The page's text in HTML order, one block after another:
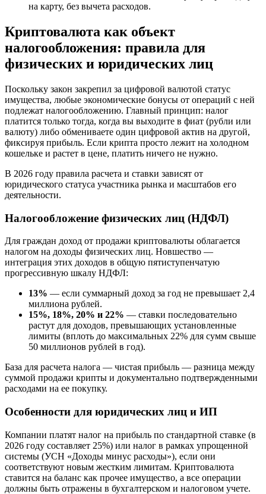
на карту, без вычета расходов.
Криптовалюта как объект
налогообложения: правила для
физических и юридических лиц
Поскольку закон закрепил за цифровой валютой статус
имущества, любые экономические бонусы от операций с ней
подлежат налогообложению. Главный принцип: налог
платится только тогда, когда вы выходите в фиат (рубли или
валюту) либо обмениваете один цифровой актив на другой,
фиксируя прибыль. Если крипта просто лежит на холодном
кошельке и растет в цене, платить ничего не нужно.
В 2026 году правила расчета и ставки зависят от
юридического статуса участника рынка и масштабов его
деятельности.
Налогообложение физических лиц (НДФЛ)
Для граждан доход от продажи криптовалюты облагается
налогом на доходы физических лиц. Новшество —
интеграция этих доходов в общую пятиступенчатую
прогрессивную шкалу НДФЛ:
13% — если суммарный доход за год не превышает 2,4
миллиона рублей.
15%, 18%, 20% и 22% — ставки последовательно
растут для доходов, превышающих установленные
лимиты (вплоть до максимальных 22% для сумм свыше
50 миллионов рублей в год).
База для расчета налога — чистая прибыль — разница между
суммой продажи крипты и документально подтвержденными
расходами на ее покупку.
Особенности для юридических лиц и ИП
Компании платят налог на прибыль по стандартной ставке (в
2026 году составляет 25%) или налог в рамках упрощенной
системы (УСН «Доходы минус расходы»), если они
соответствуют новым жестким лимитам. Криптовалюта
ставится на баланс как прочее имущество, а все операции
должны быть отражены в бухгалтерском и налоговом учете.